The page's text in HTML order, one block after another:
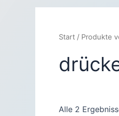
Start / Produkte
Alle 2